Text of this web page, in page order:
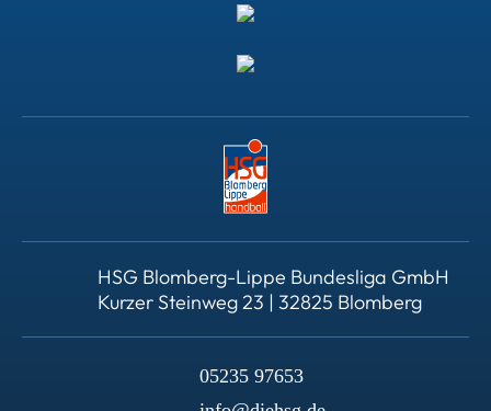
HSG Blomberg-Lippe Bundesliga GmbH
Kurzer Steinweg 23 | 32825 Blomberg
05235 97653